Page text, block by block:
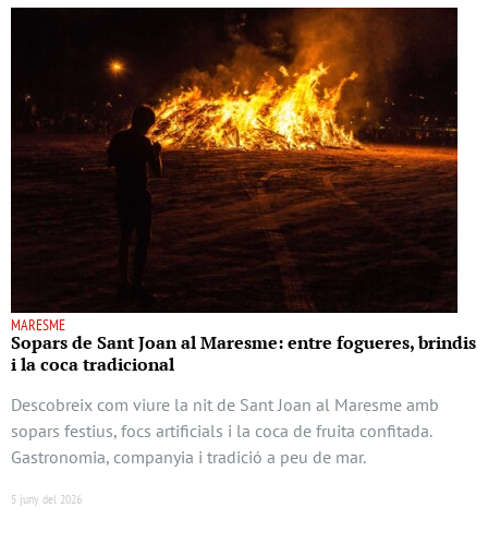
MARESME
Sopars de Sant Joan al Maresme: entre fogueres, brindis
i la coca tradicional
Descobreix com viure la nit de Sant Joan al Maresme amb
sopars festius, focs artificials i la coca de fruita confitada.
Gastronomia, companyia i tradició a peu de mar.
5 juny del 2026